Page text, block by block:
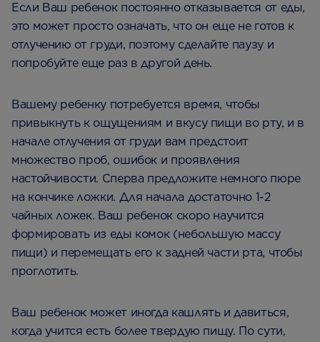
Если Ваш ребенок постоянно отказывается от еды,
это может просто означать, что он еще не готов к
отлучению от груди, поэтому сделайте паузу и
попробуйте еще раз в другой день.
Вашему ребенку потребуется время, чтобы
привыкнуть к ощущениям и вкусу пищи во рту, и в
начале отлучения от груди вам предстоит
множество проб, ошибок и проявления
настойчивости. Сперва предложите немного пюре
на кончике ложки. Для начала достаточно 1-2
чайных ложек. Ваш ребенок скоро научится
формировать из еды комок (небольшую массу
пищи) и перемещать его к задней части рта, чтобы
проглотить.
Ваш ребенок может иногда кашлять и давиться,
когда учится есть более твердую пищу. По сути,